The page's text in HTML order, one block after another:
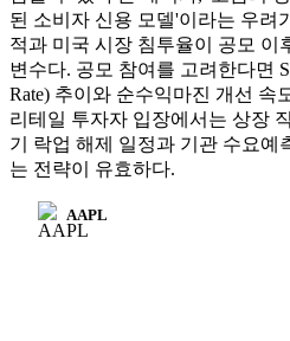
된 소비자 신용 모델'이라는 우려
적과 미국 시장 침투율이 공모 이
변수다. 공모 참여를 고려한다면
Rate) 추이와 순수익마진 개선 속
리테일 투자자 입장에서는 상장
기 락업 해제 일정과 기관 수요예
는 전략이 유효하다.
AAPL